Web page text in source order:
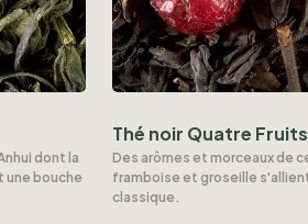
dont la
une bouche
Thé noir Quatre
Des arômes et morceaux de
framboise et groseille
classique.